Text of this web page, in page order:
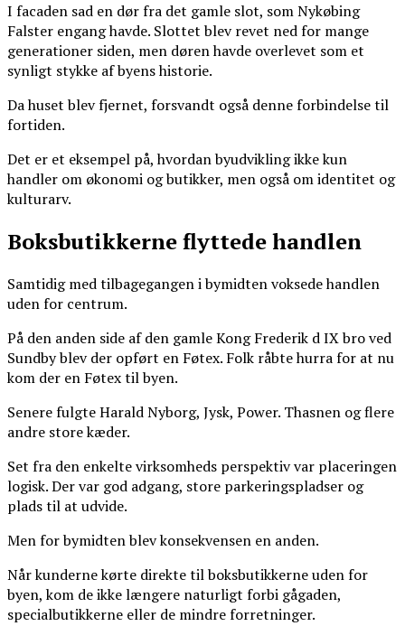
I facaden sad en dør fra det gamle slot, som Nykøbing
Falster engang havde. Slottet blev revet ned for mange
generationer siden, men døren havde overlevet som et
synligt stykke af byens historie.
Da huset blev fjernet, forsvandt også denne forbindelse til
fortiden.
Det er et eksempel på, hvordan byudvikling ikke kun
handler om økonomi og butikker, men også om identitet og
kulturarv.
Boksbutikkerne flyttede handlen
Samtidig med tilbagegangen i bymidten voksede handlen
uden for centrum.
På den anden side af den gamle Kong Frederik d IX bro ved
Sundby blev der opført en Føtex. Folk råbte hurra for at nu
kom der en Føtex til byen.
Senere fulgte Harald Nyborg, Jysk, Power. Thasnen og flere
andre store kæder.
Set fra den enkelte virksomheds perspektiv var placeringen
logisk. Der var god adgang, store parkeringspladser og
plads til at udvide.
Men for bymidten blev konsekvensen en anden.
Når kunderne kørte direkte til boksbutikkerne uden for
byen, kom de ikke længere naturligt forbi gågaden,
specialbutikkerne eller de mindre forretninger.